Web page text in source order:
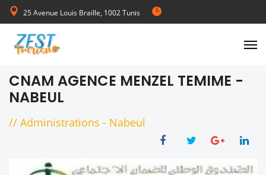
25 Avenue Louis Braille, 1002 Tunis
de Lundi au Vendredi 08:00-17:00
CNAM AGENCE MENZEL TEMIME -
NABEUL
// Administrations - Nabeul